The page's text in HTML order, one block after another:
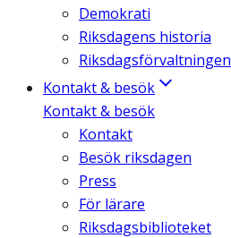
Demokrati
Riksdagens historia
Riksdagsförvaltningen
Kontakt & besök
Kontakt & besök
Kontakt
Besök riksdagen
Press
För lärare
Riksdagsbiblioteket